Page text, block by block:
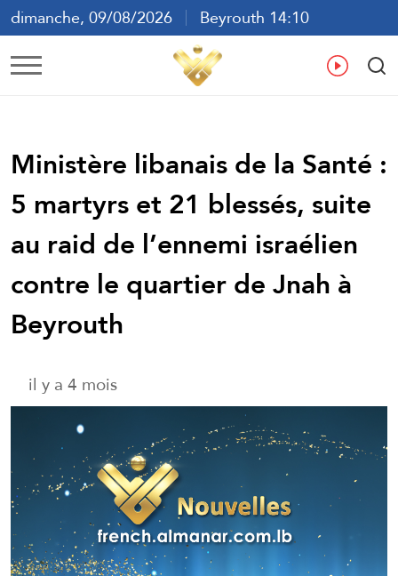
dimanche, 09/08/2026
Beyrouth 14:10
ع
Ministère libanais de la Santé :
5 martyrs et 21 blessés, suite
au raid de l’ennemi israélien
contre le quartier de Jnah à
Beyrouth
il y a 4 mois